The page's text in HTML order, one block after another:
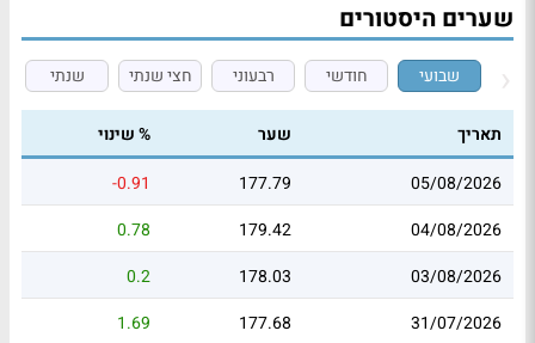
שערים היסטורים
שבועי חודשי רבעוני חצי שנתי שנתי
תאריך שער
% שינוי
05/08/2026
177.79
-0.91
04/08/2026
179.42
0.78
03/08/2026
178.03
0.2
31/07/2026
177.68
1.69